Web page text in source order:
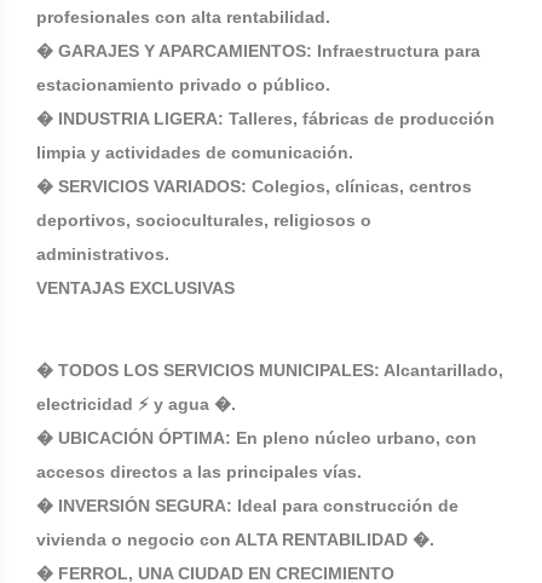
profesionales con alta rentabilidad.
� GARAJES Y APARCAMIENTOS: Infraestructura para
estacionamiento privado o público.
� INDUSTRIA LIGERA: Talleres, fábricas de producción
limpia y actividades de comunicación.
� SERVICIOS VARIADOS: Colegios, clínicas, centros
deportivos, socioculturales, religiosos o
administrativos.
VENTAJAS EXCLUSIVAS
� TODOS LOS SERVICIOS MUNICIPALES: Alcantarillado,
electricidad ⚡ y agua �.
� UBICACIÓN ÓPTIMA: En pleno núcleo urbano, con
accesos directos a las principales vías.
� INVERSIÓN SEGURA: Ideal para construcción de
vivienda o negocio con ALTA RENTABILIDAD �.
�️ FERROL, UNA CIUDAD EN CRECIMIENTO